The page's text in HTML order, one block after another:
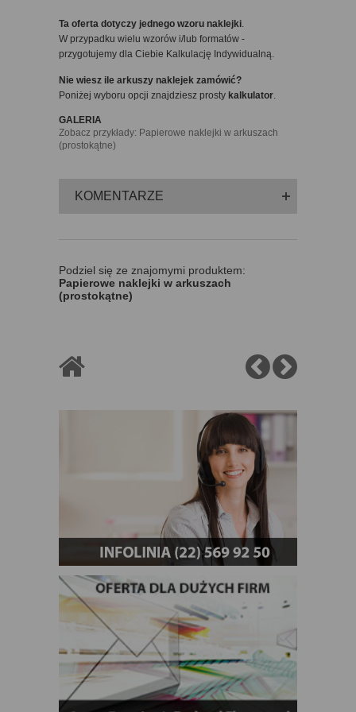
Ta oferta dotyczy jednego wzoru naklejki.
W przypadku wielu wzorów i/lub formatów -
przygotujemy dla Ciebie Kalkulację Indywidualną.
Nie wiesz ile arkuszy naklejek zamówić?
Poniżej wyboru opcji znajdziesz prosty kalkulator.
GALERIA
Zobacz przykłady: Papierowe naklejki w arkuszach
(prostokątne)
KOMENTARZE
Podziel się ze znajomymi produktem:
Papierowe naklejki w arkuszach
(prostokątne)